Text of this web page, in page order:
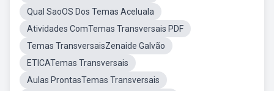
Qual SaoOS Dos Temas Aceluala
Atividades ComTemas Transversais PDF
Temas TransversaisZenaide Galvão
ETICATemas Transversais
Aulas ProntasTemas Transversais